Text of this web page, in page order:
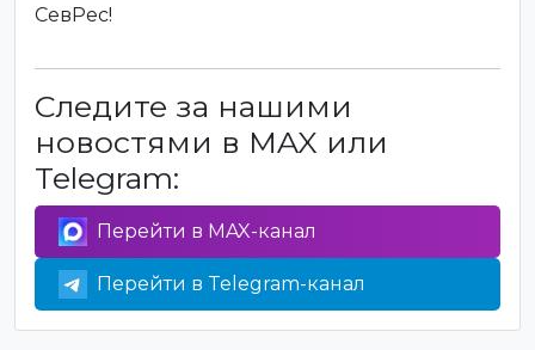
СевРес!
Следите за нашими
новостями в MAX или
Telegram:
Перейти в MAX-канал
Перейти в Telegram-канал